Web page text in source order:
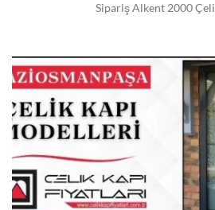
Sipariş Alkent 2000